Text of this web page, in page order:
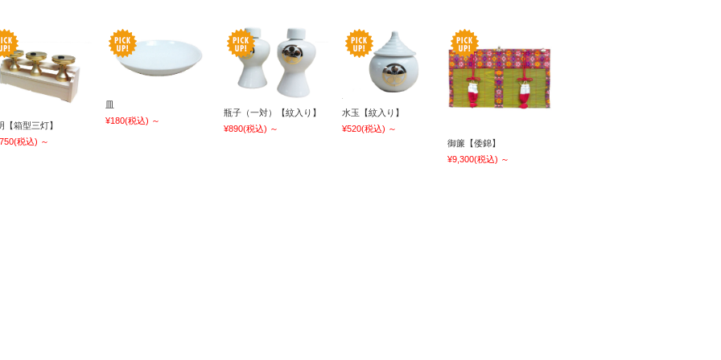
【箱型三灯】
(税込) ～
¥180(税込) ～
瓶子（一対）【紋入り】
¥890(税込) ～
水玉【紋入り】
¥520(税込) ～
御簾【倭錦】
¥9,300(税込) ～